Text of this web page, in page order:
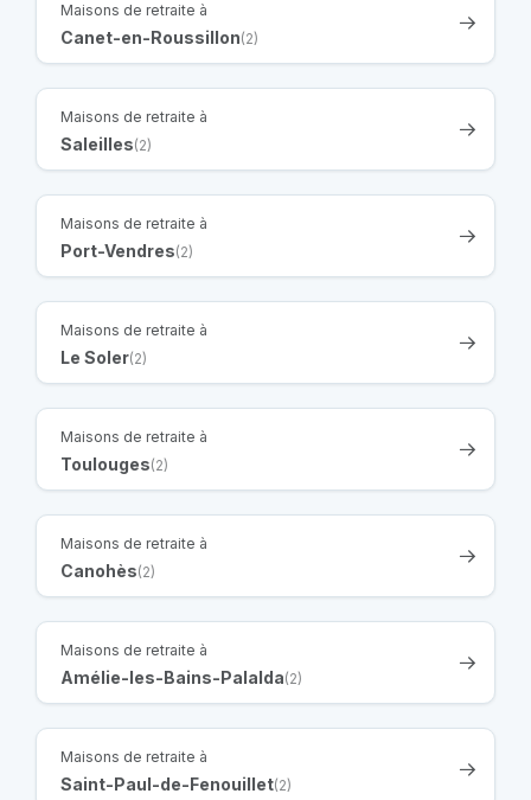
Maisons de retraite à
Canet-en-Roussillon(2)
Maisons de retraite à
Saleilles(2)
Maisons de retraite à
Port-Vendres(2)
Maisons de retraite à
Le Soler(2)
Maisons de retraite à
Toulouges(2)
Maisons de retraite à
Canohès(2)
Maisons de retraite à
Amélie-les-Bains-Palalda(2)
Maisons de retraite à
Saint-Paul-de-Fenouillet(2)